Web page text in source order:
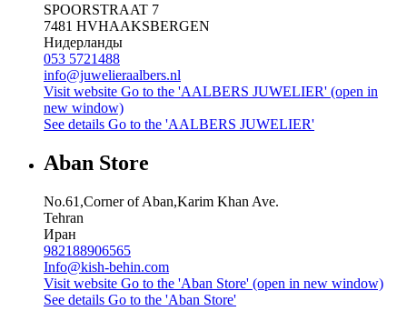
SPOORSTRAAT 7
7481 HVHAAKSBERGEN
Нидерланды
053 5721488
info@juwelieraalbers.nl
Visit website Go to the 'AALBERS JUWELIER' (open in
new window)
See details Go to the 'AALBERS JUWELIER'
Aban Store
No.61,Corner of Aban,Karim Khan Ave.
Tehran
Иран
982188906565
Info@kish-behin.com
Visit website Go to the 'Aban Store' (open in new window)
See details Go to the 'Aban Store'